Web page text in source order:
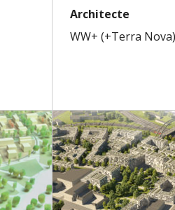
Architecte
WW+ (+Terra